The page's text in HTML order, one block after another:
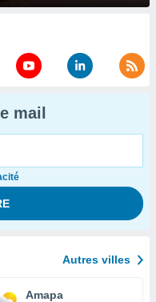
mail
Autres villes
Amapa